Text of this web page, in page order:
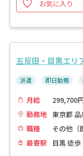
お気に入り
五反田・目黒エリ
派遣 即日勤務
月給
299,700
勤務地 東京都 品
職種
その他（
最寄駅
目黒 徒歩